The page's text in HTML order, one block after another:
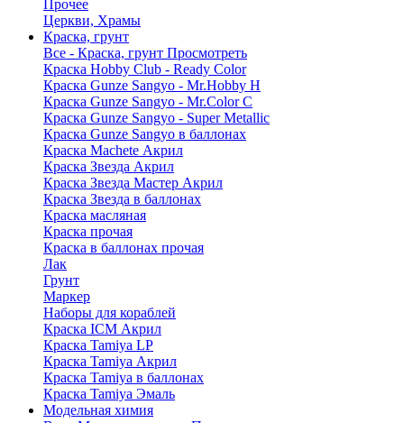
Прочее
Церкви, Храмы
Краска, грунт
Все - Краска, грунт Просмотреть
Краска Hobby Club - Ready Color
Краска Gunze Sangyo - Mr.Hobby H
Краска Gunze Sangyo - Mr.Color C
Краска Gunze Sangyo - Super Metallic
Краска Gunze Sangyo в баллонах
Краска Machete Акрил
Краска Звезда Акрил
Краска Звезда Мастер Акрил
Краска Звезда в баллонах
Краска масляная
Краска прочая
Краска в баллонах прочая
Лак
Грунт
Маркер
Наборы для кораблей
Краска ICM Акрил
Краска Tamiya LP
Краска Tamiya Акрил
Краска Tamiya в баллонах
Краска Tamiya Эмаль
Модельная химия